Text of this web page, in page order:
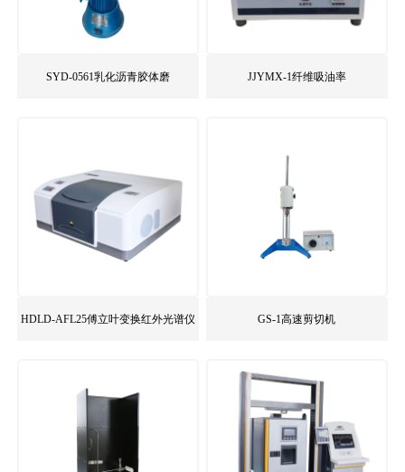
SYD-0561乳化沥青胶体磨 JJYMX-1纤维吸油率
HDLD-AFL25傅立叶变换红外光谱仪 GS-1高速剪切机